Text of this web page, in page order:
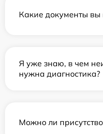
Какие документы вы
Я уже знаю, в чем
нужна диагностика?
Можно ли